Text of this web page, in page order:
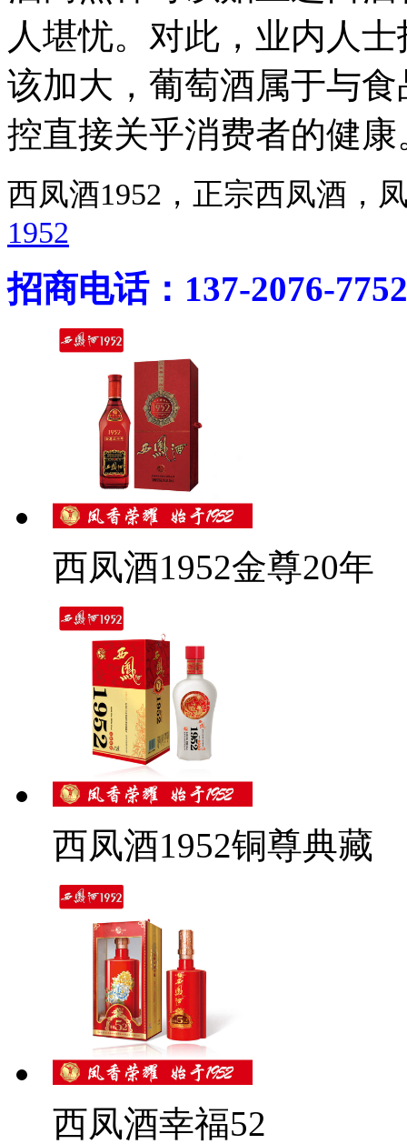
人堪忧。对此，业内人
该加大，葡萄酒属于与
控直接关乎消费者的健康
西凤酒1952，正宗西凤酒
1952
招商电话：137-2076-7752
西凤酒1952金尊20年
西凤酒1952铜尊典藏
西凤酒幸福52